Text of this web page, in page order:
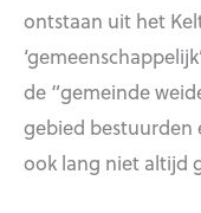
ontstaan uit het
de “gemeinde
gebied bestuurden
ook lang niet altijd